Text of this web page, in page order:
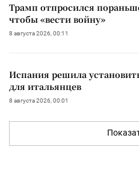
Трамп отпросился
чтобы «вести войну»
8 августа 2026, 00:11
Испания решила
для итальянцев
8 августа 2026, 00:01